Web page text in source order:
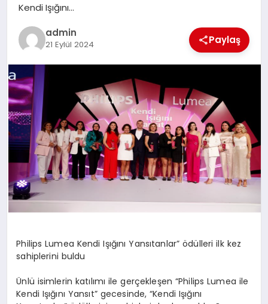
YAŞAM
Kendi Işığını…
admin
21 Eylül 2024 Paylaş
Philips Lumea Kendi Işığını Yansıtanlar” ödülleri ilk kez
sahiplerini buldu
Ünlü isimlerin katılımı ile gerçekleşen “Philips Lumea ile
Kendi Işığını Yansıt” gecesinde, “Kendi Işığını